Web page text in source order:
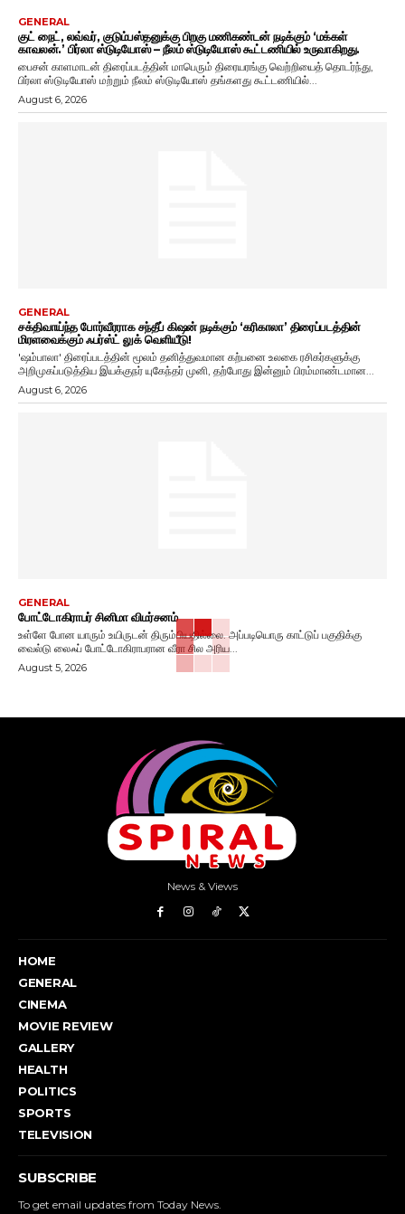
GENERAL
குட் நைட், லவ்வர், குடும்பஸ்தனுக்கு பிறகு மணிகண்டன் நடிக்கும் ‘மக்கள்
காவலன்.’ பிர்லா ஸ்டுடியோஸ் – நீலம் ஸ்டுடியோஸ் கூட்டணியில் உருவாகிறது.
பைசன் காளமாடன் திரைப்படத்தின் மாபெரும் திரையரங்கு வெற்றியைத் தொடர்ந்து,
பிர்லா ஸ்டுடியோஸ் மற்றும் நீலம் ஸ்டுடியோஸ் தங்களது கூட்டணியில்...
August 6, 2026
GENERAL
சக்திவாய்ந்த போர்வீரராக சந்தீப் கிஷன் நடிக்கும் ‘கரிகாலா’ திரைப்படத்தின்
மிரளவைக்கும் ஃபர்ஸ்ட் லுக் வெளியீடு!
'ஷம்பாலா' திரைப்படத்தின் மூலம் தனித்துவமான கற்பனை உலகை ரசிகர்களுக்கு
அறிமுகப்படுத்திய இயக்குநர் யுகேந்தர் முனி, தற்போது இன்னும் பிரம்மாண்டமான...
August 6, 2026
GENERAL
போட்டோகிராபர் சினிமா விமர்சனம்
உள்ளே போன யாரும் உயிருடன் திரும்பியதில்லை. அப்படியொரு காட்டுப் பகுதிக்கு
வைல்டு லைஃப் போட்டோகிராபரான வீரா சில அரிய...
August 5, 2026
News & Views
HOME
GENERAL
CINEMA
MOVIE REVIEW
GALLERY
HEALTH
POLITICS
SPORTS
TELEVISION
SUBSCRIBE
To get email updates from Today News.